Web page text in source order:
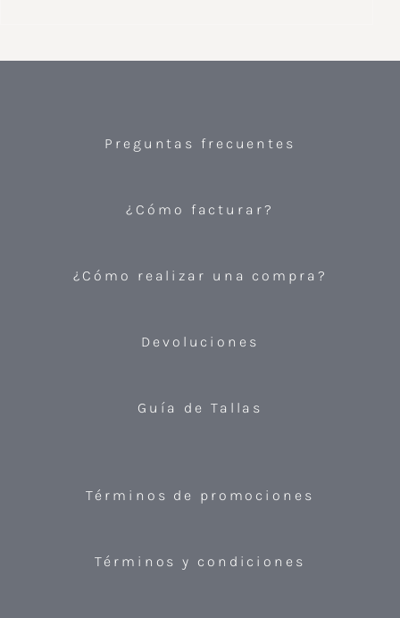
Preguntas frecuentes
¿Cómo facturar?
¿Cómo realizar una compra?
Devoluciones
Guía de Tallas
Términos de promociones
Términos y condiciones